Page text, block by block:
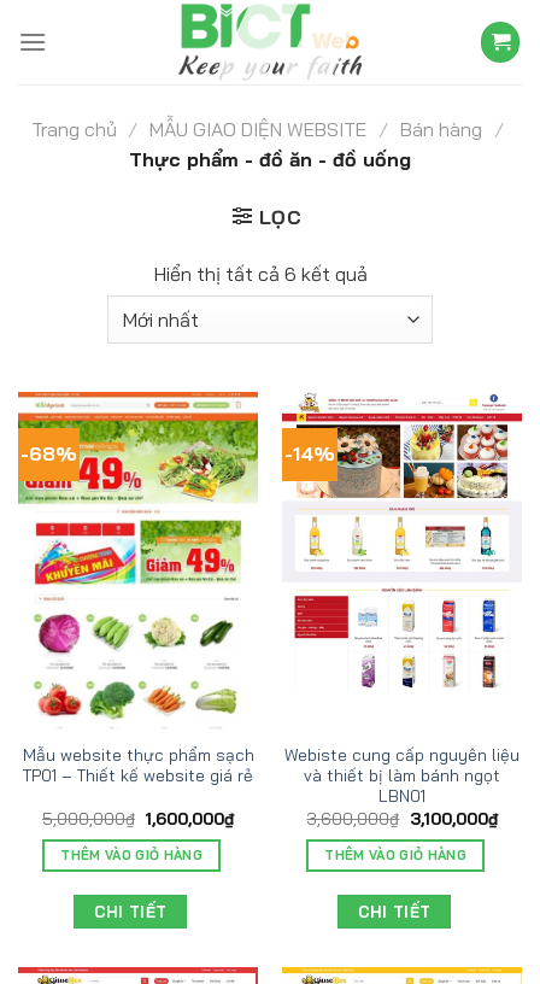
Trang chủ / MẪU GIAO DIỆN WEBSITE / Bán hàng /
Thực phẩm - đồ ăn - đồ uống
LỌC
Hiển thị tất cả 6 kết quả
-68%
Mẫu website thực phẩm sạch
TP01 – Thiết kế website giá rẻ
5,000,000₫ 1,600,000₫
THÊM VÀO GIỎ HÀNG
CHI TIẾT
-14%
Webiste cung cấp nguyên liệu
và thiết bị làm bánh ngọt
LBN01
3,600,000₫ 3,100,000₫
THÊM VÀO GIỎ HÀNG
CHI TIẾT